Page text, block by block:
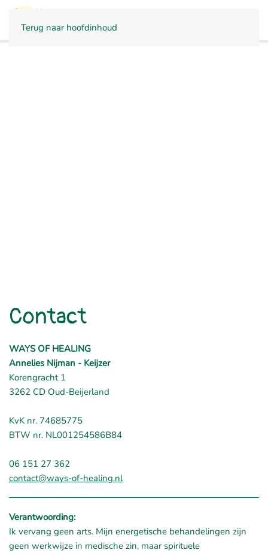
Terug naar hoofdinhoud
Contact
WAYS OF HEALING
Annelies Nijman - Keijzer
Korengracht 1
3262 CD Oud-Beijerland
KvK nr. 74685775
BTW nr. NL001254586B84
06 151 27 362
contact@ways-of-healing.nl
Verantwoording:
Ik vervang geen arts. Mijn energetische behandelingen zijn
geen werkwijze in medische zin, maar spirituele